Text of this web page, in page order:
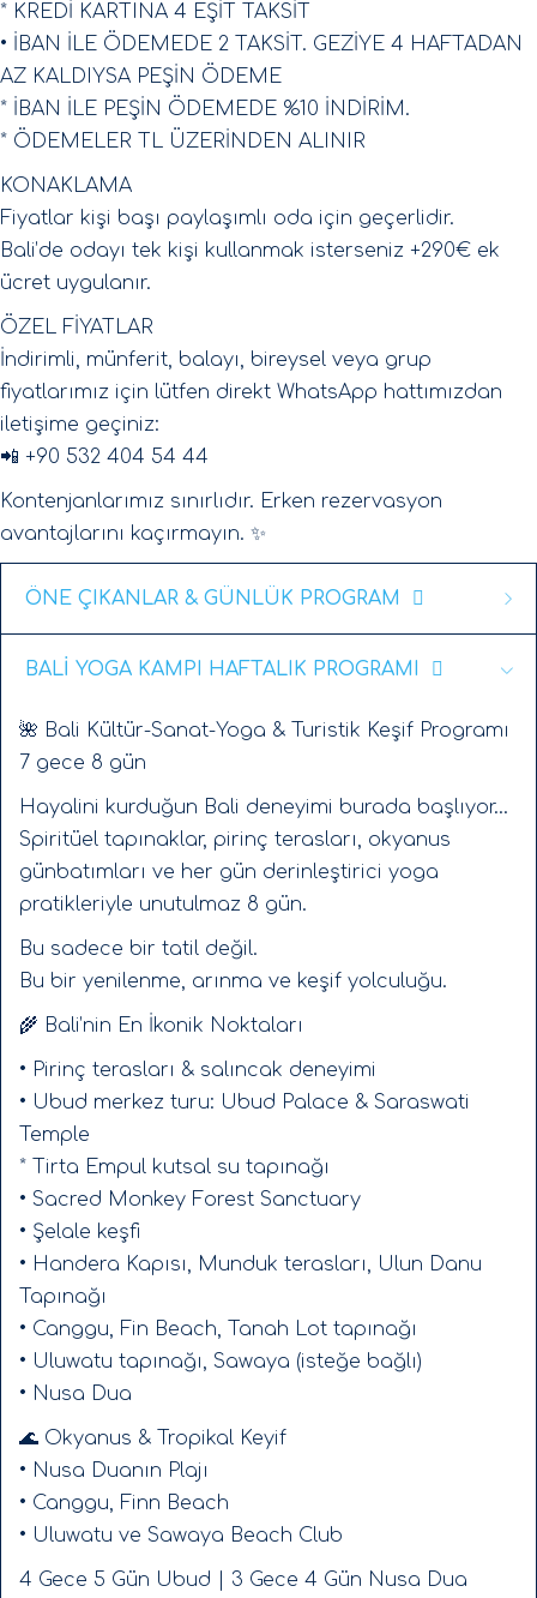
* KREDİ KARTINA 4 EŞİT TAKSİT
• İBAN İLE ÖDEMEDE 2 TAKSİT. GEZİYE 4 HAFTADAN
AZ KALDIYSA PEŞİN ÖDEME
* İBAN İLE PEŞİN ÖDEMEDE %10 İNDİRİM.
* ÖDEMELER TL ÜZERİNDEN ALINIR
KONAKLAMA
Fiyatlar kişi başı paylaşımlı oda için geçerlidir.
Bali’de odayı tek kişi kullanmak isterseniz +290€ ek
ücret uygulanır.
ÖZEL FİYATLAR
İndirimli, münferit, balayı, bireysel veya grup
fiyatlarımız için lütfen direkt WhatsApp hattımızdan
iletişime geçiniz:
📲 +90 532 404 54 44
Kontenjanlarımız sınırlıdır. Erken rezervasyon
avantajlarını kaçırmayın. ✨
ÖNE ÇIKANLAR & GÜNLÜK PROGRAM
🌴BALI KÜLTÜR-SANAT-YOGA & TURİSTİK KEŞİF
Ubud & Nusa Dua | 7 Gece 8 Gün
Butik & Dönüştürücü Bir Deneyim
Bali sıradan bir tatil değildir…
Bali bir frekanstır.
Ve bu yolculuk, sadece gezmek için değil,
✨ Neden Bu Yolculuk Farklı?
Çünkü burada sadece Bali’yi görmezsin…
Bali’yi hissedersin.
Doğanın içinde, pirinç teraslarının arasında
uyanır…
Okyanus kenarında nefes alır…
Volkanların enerjisiyle meditasyon yaparsın.
Ve bunu, aynı frekansta bir grupla paylaşırsın.
Konfor & Doğanın Dengesi
🌿 Ubud – 4 Gece
Nehir kenarında, Kajeng pirinç teraslarının yanı
başında sağlıklı yaşam konseptli özel resort.
Ubud merkeze 5 dakika yürüyüş mesafesinde ama
doğanın tam kalbinde.
BALİ YOGA KAMPI HAFTALIK PROGRAMI
🌺 Bali Kültür-Sanat-Yoga & Turistik Keşif Programı
7 gece 8 gün
Hayalini kurduğun Bali deneyimi burada başlıyor…
Spiritüel tapınaklar, pirinç terasları, okyanus
günbatımları ve her gün derinleştirici yoga
pratikleriyle unutulmaz 8 gün.
Bu sadece bir tatil değil.
Bu bir yenilenme, arınma ve keşif yolculuğu.
🌾 Bali’nin En İkonik Noktaları
• Pirinç terasları & salıncak deneyimi
• Ubud merkez turu: Ubud Palace & Saraswati
Temple
* Tirta Empul kutsal su tapınağı
• Sacred Monkey Forest Sanctuary
• Şelale keşfi
• Handera Kapısı, Munduk terasları, Ulun Danu
Tapınağı
• Canggu, Fin Beach, Tanah Lot tapınağı
• Uluwatu tapınağı, Sawaya (isteğe bağlı)
• Nusa Dua
🌊 Okyanus & Tropikal Keyif
• Nusa Duanın Plajı
• Canggu, Finn Beach
• Uluwatu ve Sawaya Beach Club
4 Gece 5 Gün Ubud | 3 Gece 4 Gün Nusa Dua